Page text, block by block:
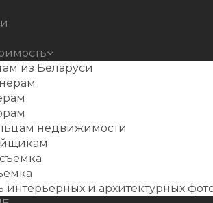
из Беларуси
недвижимости
интерьерных и архитектурных